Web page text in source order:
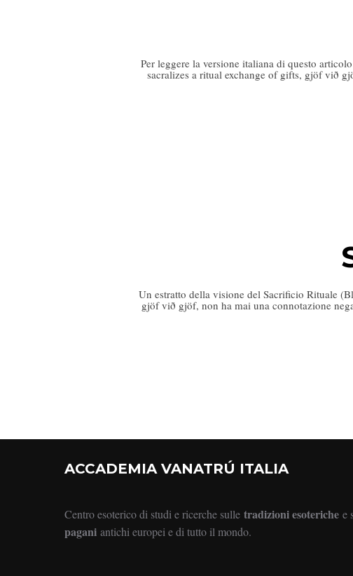
Per leggere la versione italiana di questo
sacralizes a ritual exchange of gifts, gjöf við
Un estratto della visione del Sacrificio Rituale
gjöf við gjöf, non ha mai una connotazione
ACCADEMIA VANATRÚ ITALIA
Centro esoterico di studi e ricerche sulle tradizioni esoteriche e
pagani antichi europei e di tutto il mondo.